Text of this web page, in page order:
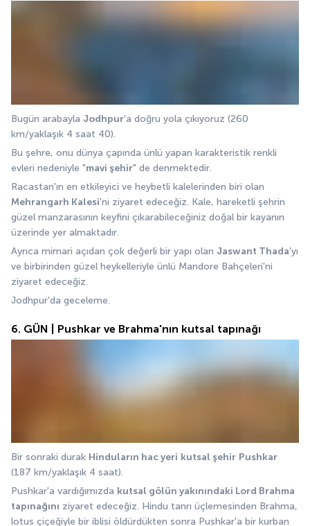
Bugün arabayla Jodhpur'a doğru yola çıkıyoruz (260
km/yaklaşık 4 saat 40).
Bu şehre, onu dünya çapında ünlü yapan karakteristik renkli
evleri nedeniyle "mavi şehir" de denmektedir.
Mehrangarh Kalesi'ni ziyaret edeceğiz. Kale, hareketli şehrin
güzel manzarasının keyfini çıkarabileceğiniz doğal bir kayanın
üzerinde yer almaktadır.
Ayrıca mimari açıdan çok değerli bir yapı olan Jaswant Thada'yı
ve birbirinden güzel heykelleriyle ünlü Mandore Bahçeleri'ni
ziyaret edeceğiz.
Jodhpur'da geceleme.
6. GÜN | Pushkar ve Brahma'nın kutsal tapınağı
Bir sonraki durak Hinduların hac yeri kutsal şehir Pushkar
(187 km/yaklaşık 4 saat).
Pushkar'a vardığımızda kutsal gölün yakınındaki Lord Brahma
tapınağını ziyaret edeceğiz. Hindu tanrı üçlemesinden Brahma,
lotus çiçeğiyle bir iblisi öldürdükten sonra Pushkar'a bir kurban